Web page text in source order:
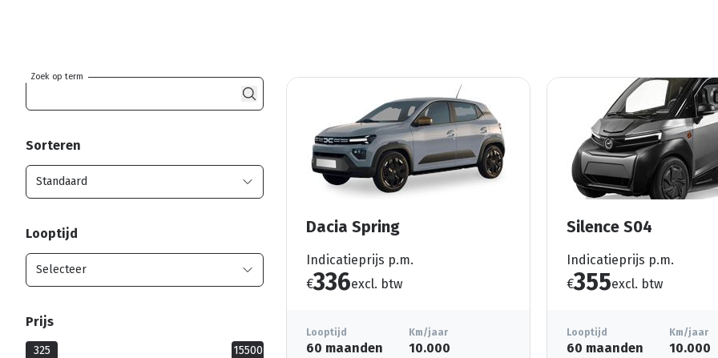
Zoek op term
Sorteren
Looptijd
Prijs
325 15500
Dacia Spring
Indicatieprijs p.m.
€336excl. btw
Looptijd
60 maanden
Km/jaar
10.000
Silence S04
Indicatieprijs p.m.
€355excl. btw
Looptijd
60 maanden
Km/jaar
10.000